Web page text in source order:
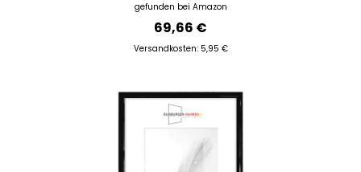
gefunden bei Amazon
69,66 €
Versandkosten: 5,95 €